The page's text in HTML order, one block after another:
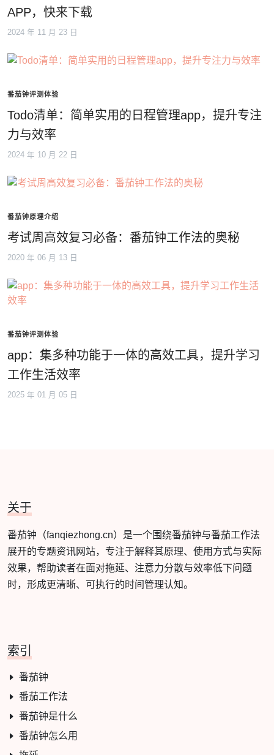
APP，快来下载
2024 年 11 月 23 日
番茄钟评测体验
Todo清单：简单实用的日程管理app，提升专注
力与效率
2024 年 10 月 22 日
番茄钟原理介绍
考试周高效复习必备：番茄钟工作法的奥秘
2020 年 06 月 13 日
番茄钟评测体验
app：集多种功能于一体的高效工具，提升学习
工作生活效率
2025 年 01 月 05 日
关于
番茄钟（fanqiezhong.cn）是一个围绕番茄钟与番茄工作法
展开的专题资讯网站，专注于解释其原理、使用方式与实际
效果，帮助读者在面对拖延、注意力分散与效率低下问题
时，形成更清晰、可执行的时间管理认知。
索引
番茄钟
番茄工作法
番茄钟是什么
番茄钟怎么用